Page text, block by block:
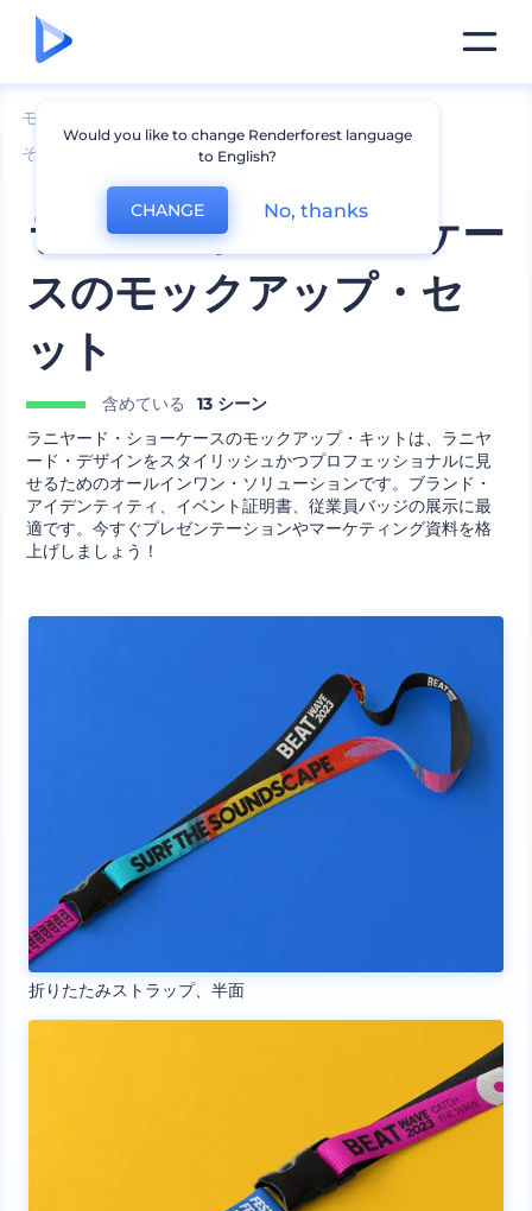
モックアップ
その他のブランディング モックアップ
ランヤード・ショーケー
スのモックアップ・セ
ット
含めている
13 シーン
ラニヤード・ショーケースのモックアップ・キットは、ラニヤ
ード・デザインをスタイリッシュかつプロフェッショナルに見
せるためのオールインワン・ソリューションです。ブランド・
アイデンティティ、イベント証明書、従業員バッジの展示に最
適です。今すぐプレゼンテーションやマーケティング資料を格
上げしましょう！
折りたたみストラップ、半面
Would you like to change Renderforest language
to English?
CHANGE No, thanks